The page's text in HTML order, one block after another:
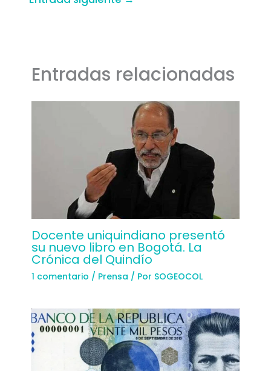
Entradas relacionadas
Docente uniquindiano presentó
su nuevo libro en Bogotá. La
Crónica del Quindío
1 comentario / Prensa / Por SOGEOCOL